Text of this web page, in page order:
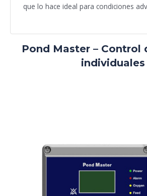
que lo hace ideal para condiciones
Pond Master – Control
individuales